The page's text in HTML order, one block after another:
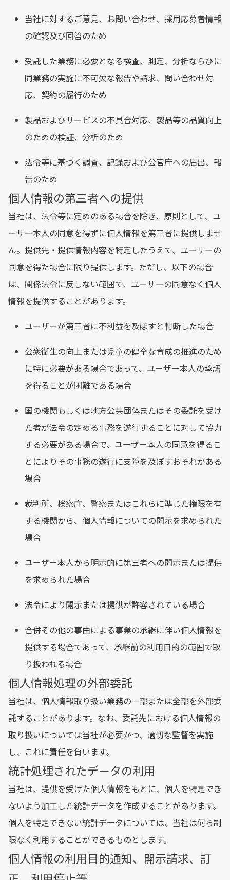
当社に対するご意見、お問い合わせ、採用応募者情報
の確認及び回答のため
受託した業務に必要となる検査、測定、分析ならびに
同業務の実施に不可欠な報告や請求、問い合わせ対
応、契約の履行のため
製品およびサービスの不具合対応、製品等の品質向上
のための検証、分析のため
法令等に基づく調査、記録および公官庁への届出、報
告のため
個人情報の第三者への提供
当社は、法令等に定めのある場合を除き、原則として、ユ
ーザー本人の同意を得ずに個人情報を第三者に提供しませ
ん。提供先・提供情報内容を特定したうえで、ユーザーの
同意を得た場合に限り提供します。ただし、以下の場合
は、関係法令に反しない範囲で、ユーザーの同意なく個人
情報を提供することがあります。
ユーザーが第三者に不利益を及ぼすと判断した場合
公衆衛生の向上または児童の健全な育成の推進のため
に特に必要がある場合であって、ユーザー本人の承諾
を得ることが困難である場合
国の機関もしくは地方公共団体またはその委託を受け
た者が法令の定める事務を遂行することに対して協力
する必要がある場合で、ユーザー本人の同意を得るこ
とによりその事務の遂行に支障を及ぼすおそれがある
場合
裁判所、検察庁、警察またはこれらに準じた権限を有
する機関から、個人情報についての開示を求められた
場合
ユーザー本人から明示的に第三者への開示または提供
を求められた場合
法令により開示または提供が許容されている場合
合併その他の事由による事業の承継に伴い個人情報を
提供する場合であって、承継前の利用目的の範囲で取
り扱われる場合
個人情報処理の外部委託
当社は、個人情報取り扱い業務の一部または全部を外部委
託することがあります。なお、委託先における個人情報の
取り扱いについては当社が必要かつ、適切な監督を実施
し、これに責任を負います。
統計処理されたデータの利用
当社は、提供を受けた個人情報をもとに、個人を特定でき
ないよう加工した統計データを作成することがあります。
個人を特定できない統計データについては、当社は何ら制
限なく利用することができるものとします。
個人情報の利用目的通知、開示請求、訂